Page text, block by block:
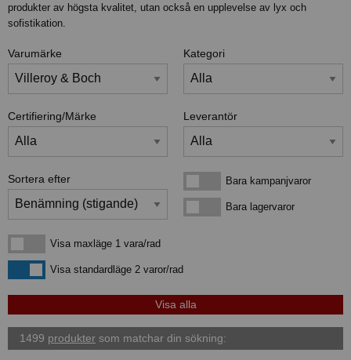
produkter av högsta kvalitet, utan också en upplevelse av lyx och
sofistikation.
Varumärke Kategori
Certifiering/Märke Leverantör
Sortera efter Bara kampanjvarorBara kampanjvaror
Bara lagervarorBara lagervaror
Visa maxläge 1 vara/rad
Visa maxläge 1 vara/rad
Visa standardlägeVisa standardläge 2 varor/rad
1499 produkter som matchar din sökning: